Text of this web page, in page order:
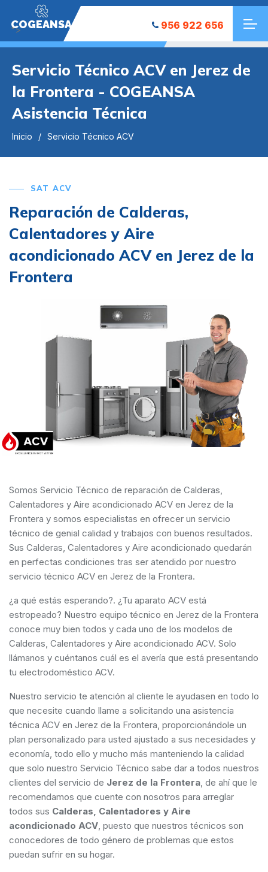
COGEANSA
"> 956 922 656
Servicio Técnico ACV en Jerez de
la Frontera - COGEANSA
Asistencia Técnica
Inicio Servicio Técnico ACV
SAT ACV
Reparación de Calderas,
Calentadores y Aire
acondicionado ACV en Jerez de la
Frontera
Somos Servicio Técnico de reparación de Calderas,
Calentadores y Aire acondicionado ACV en Jerez de la
Frontera y somos especialistas en ofrecer un servicio
técnico de genial calidad y trabajos con buenos resultados.
Sus Calderas, Calentadores y Aire acondicionado quedarán
en perfectas condiciones tras ser atendido por nuestro
servicio técnico ACV en Jerez de la Frontera.
¿a qué estás esperando?. ¿Tu aparato ACV está
estropeado? Nuestro equipo técnico en Jerez de la Frontera
conoce muy bien todos y cada uno de los modelos de
Calderas, Calentadores y Aire acondicionado ACV. Solo
llámanos y cuéntanos cuál es el avería que está presentando
tu electrodoméstico ACV.
Nuestro servicio te atención al cliente le ayudasen en todo lo
que necesite cuando llame a solicitando una asistencia
técnica ACV en Jerez de la Frontera, proporcionándole un
plan personalizado para usted ajustado a sus necesidades y
economía, todo ello y mucho más manteniendo la calidad
que solo nuestro Servicio Técnico sabe dar a todos nuestros
clientes del servicio de Jerez de la Frontera, de ahí que le
recomendamos que cuente con nosotros para arreglar
todos sus Calderas, Calentadores y Aire
acondicionado ACV, puesto que nuestros técnicos son
conocedores de todo género de problemas que estos
puedan sufrir en su hogar.